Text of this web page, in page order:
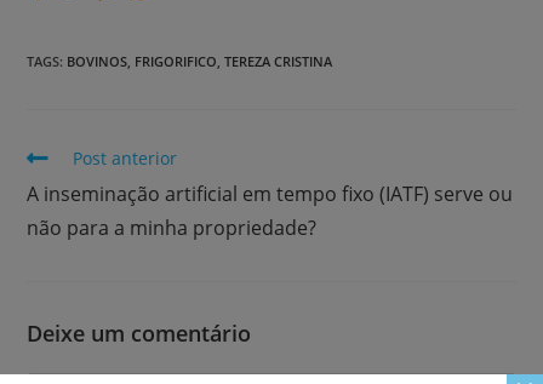
TAGS: BOVINOS FRIGORIFICO TEREZA CRISTINA
Post anterior
A inseminação artificial em tempo fixo (IATF) serve ou
não para a minha propriedade?
Deixe um comentário